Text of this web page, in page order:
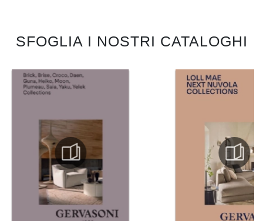
SFOGLIA I NOSTRI CATALOGHI